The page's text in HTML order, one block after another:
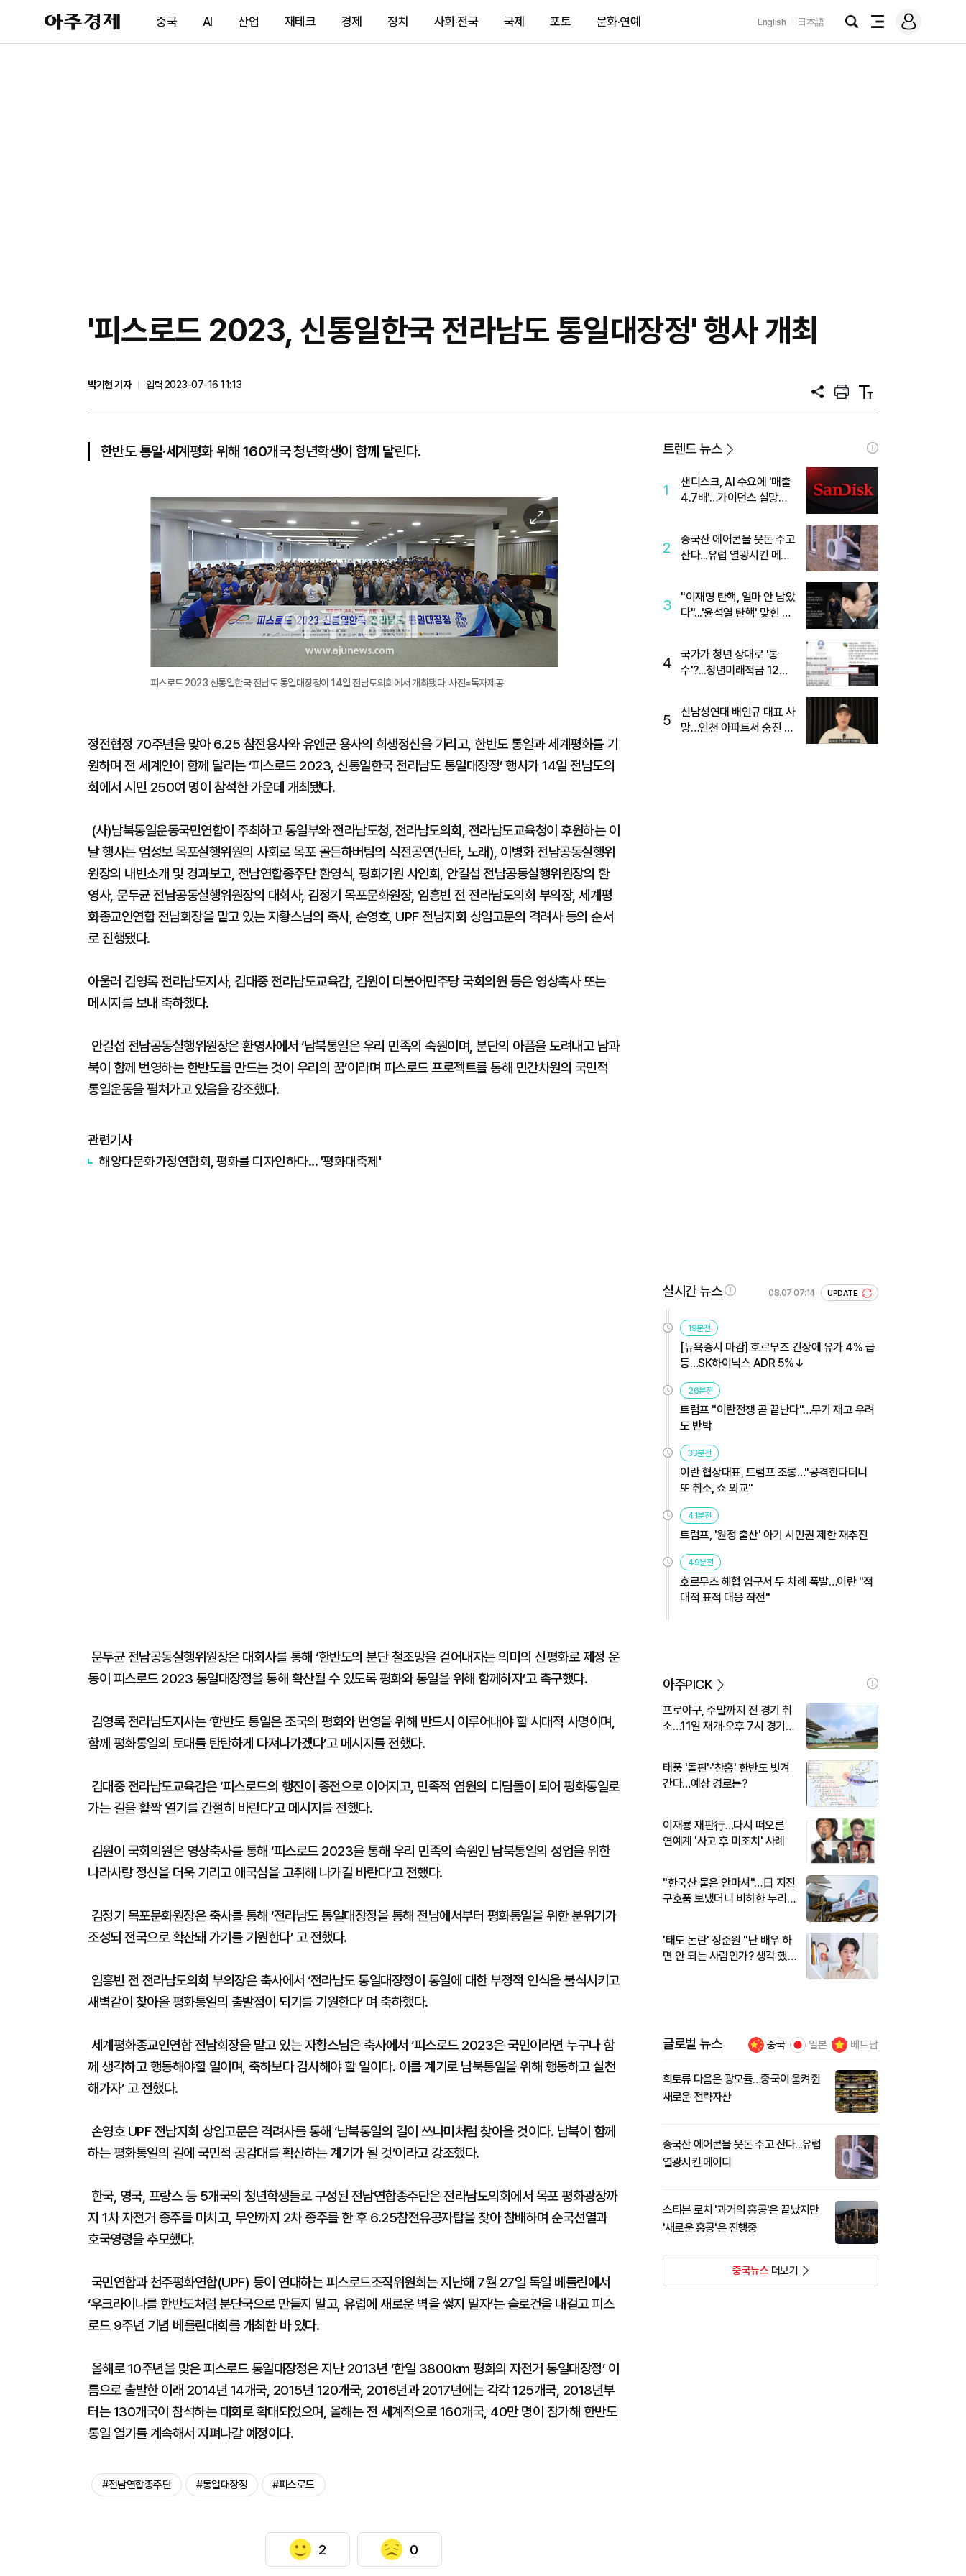
아
주
제
중국 AI 산업 재테크 경제 정치 사회·전국 국제 포토 문화·연예 English 日本語
검
전
메
그
'피스로드 2023, 신통일한국 전라남도 통일대장정' 행사 개최
박기현 기자
입력 2023-07-16 11:13
공
프
트
텍
트
한반도 통일·세계평화 위해 160개국 청년학생이 함께 달린다.
이
미
지
확
대
피스로드 2023 신통일한국 전남도 통일대장정이 14일 전남도의회에서 개최됐다. 사진=독자제공
정전협정 70주년을 맞아 6.25 참전용사와 유엔군 용사의 희생정신을 기리고, 한반도 통일과 세계평화를 기
원하며 전 세계인이 함께 달리는 ‘피스로드 2023, 신통일한국 전라남도 통일대장정’ 행사가 14일 전남도의
회에서 시민 250여 명이 참석한 가운데 개최됐다.
(사)남북통일운동국민연합이 주최하고 통일부와 전라남도청, 전라남도의회, 전라남도교육청이 후원하는 이
날 행사는 엄성보 목포실행위원의 사회로 목포 골든하버팀의 식전공연(난타, 노래), 이병화 전남공동실행위
원장의 내빈소개 및 경과보고, 전남연합종주단 환영식, 평화기원 사인회, 안길섭 전남공동실행위원장의 환
영사, 문두균 전남공동실행위원장의 대회사, 김정기 목포문화원장, 임흥빈 전 전라남도의회 부의장, 세계평
화종교인연합 전남회장을 맡고 있는 자황스님의 축사, 손영호, UPF 전남지회 상임고문의 격려사 등의 순서
로 진행됐다.
아울러 김영록 전라남도지사, 김대중 전라남도교육감, 김원이 더불어민주당 국회의원 등은 영상축사 또는
메시지를 보내 축하했다.
안길섭 전남공동실행위원장은 환영사에서 ‘남북통일은 우리 민족의 숙원이며, 분단의 아픔을 도려내고 남과
북이 함께 번영하는 한반도를 만드는 것이 우리의 꿈’이라며 피스로드 프로젝트를 통해 민간차원의 국민적
통일운동을 펼쳐가고 있음을 강조했다.
관련기사
해양다문화가정연합회, 평화를 디자인하다... '평화대축제'
문두균 전남공동실행위원장은 대회사를 통해 ‘한반도의 분단 철조망을 걷어내자는 의미의 신평화로 제정 운
동이 피스로드 2023 통일대장정을 통해 확산될 수 있도록 평화와 통일을 위해 함께하자’고 촉구했다.
김영록 전라남도지사는 ‘한반도 통일은 조국의 평화와 번영을 위해 반드시 이루어내야 할 시대적 사명이며,
함께 평화통일의 토대를 탄탄하게 다져나가겠다’고 메시지를 전했다.
김대중 전라남도교육감은 ‘피스로드의 행진이 종전으로 이어지고, 민족적 염원의 디딤돌이 되어 평화통일로
가는 길을 활짝 열기를 간절히 바란다’고 메시지를 전했다.
김원이 국회의원은 영상축사를 통해 ‘피스로드 2023을 통해 우리 민족의 숙원인 남북통일의 성업을 위한
나라사랑 정신을 더욱 기리고 애국심을 고취해 나가길 바란다’고 전했다.
김정기 목포문화원장은 축사를 통해 ‘전라남도 통일대장정을 통해 전남에서부터 평화통일을 위한 분위기가
조성되 전국으로 확산돼 가기를 기원한다’ 고 전했다.
임흥빈 전 전라남도의회 부의장은 축사에서 ‘전라남도 통일대장정이 통일에 대한 부정적 인식을 불식시키고
새벽같이 찾아올 평화통일의 출발점이 되기를 기원한다’ 며 축하했다.
세계평화종교인연합 전남회장을 맡고 있는 자황스님은 축사에서 ‘피스로드 2023은 국민이라면 누구나 함
께 생각하고 행동해야할 일이며, 축하보다 감사해야 할 일이다. 이를 계기로 남북통일을 위해 행동하고 실천
해가자’ 고 전했다.
손영호 UPF 전남지회 상임고문은 격려사를 통해 ‘남북통일의 길이 쓰나미처럼 찾아올 것이다. 남북이 함께
하는 평화통일의 길에 국민적 공감대를 확산하는 계기가 될 것’이라고 강조했다.
한국, 영국, 프랑스 등 5개국의 청년학생들로 구성된 전남연합종주단은 전라남도의회에서 목포 평화광장까
지 1차 자전거 종주를 마치고, 무안까지 2차 종주를 한 후 6.25참전유공자탑을 찾아 참배하며 순국선열과
호국영령을 추모했다.
국민연합과 천주평화연합(UPF) 등이 연대하는 피스로드조직위원회는 지난해 7월 27일 독일 베를린에서
‘우크라이나를 한반도처럼 분단국으로 만들지 말고, 유럽에 새로운 벽을 쌓지 말자’는 슬로건을 내걸고 피스
로드 9주년 기념 베를린대회를 개최한 바 있다.
올해로 10주년을 맞은 피스로드 통일대장정은 지난 2013년 ‘한일 3800km 평화의 자전거 통일대장정’ 이
름으로 출발한 이래 2014년 14개국, 2015년 120개국, 2016년과 2017년에는 각각 125개국, 2018년부
터는 130개국이 참석하는 대회로 확대되었으며, 올해는 전 세계적으로 160개국, 40만 명이 참가해 한반도
통일 열기를 계속해서 지펴나갈 예정이다.
#전남연합종주단 #통일대장정 #피스로드
2 0
트렌드 뉴스
1
샌디스크, AI 수요에 '매출
4.7배'…가이던스 실망에
2
중국산 에어콘을 웃돈 주고
산다...유럽 열광시킨 메이
3
"이재명 탄핵, 얼마 안 남았
다"...'윤석열 탄핵' 맞힌 무
4
국가가 청년 상대로 '통
수'?...청년미래적금 12%
5
신남성연대 배인규 대표 사
망…인천 아파트서 숨진 채
실시간 뉴스 08.07 07:14 UPDATE
19분전
[뉴욕증시 마감] 호르무즈 긴장에 유가 4% 급
등…SK하이닉스 ADR 5%↓
26분전
트럼프 "이란전쟁 곧 끝난다"…무기 재고 우려
도 반박
33분전
이란 협상대표, 트럼프 조롱…"공격한다더니
또 취소, 쇼 외교"
41분전
트럼프, '원정 출산' 아기 시민권 제한 재추진
49분전
호르무즈 해협 입구서 두 차례 폭발…이란 "적
대적 표적 대응 작전"
아주PICK
프로야구, 주말까지 전 경기 취
소…11일 재개·오후 7시 경기
태풍 '돌핀'·'찬홈' 한반도 빗겨
간다…예상 경로는?
이재룡 재판行…다시 떠오른
연예계 '사고 후 미조치' 사례
"한국산 물은 안마셔"…日 지진
구호품 보냈더니 비하한 누리
'태도 논란' 정준원 "난 배우 하
면 안 되는 사람인가? 생각 했
글로벌 뉴스 중국 일본 베트남
희토류 다음은 광모듈…중국이 움켜쥔
새로운 전략자산
중국산 에어콘을 웃돈 주고 산다...유럽
열광시킨 메이디
스티븐 로치 '과거의 홍콩'은 끝났지만
'새로운 홍콩'은 진행중
중국뉴스더보기